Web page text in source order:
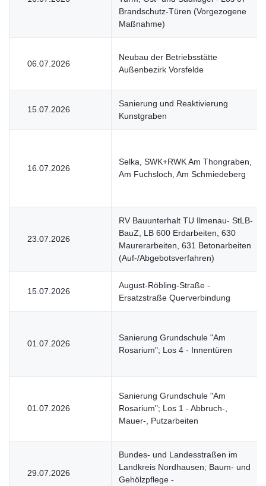
Brandschutz-Türen (Vorgezogene
Maßnahme)
06.07.2026
Neubau der Betriebsstätte
Außenbezirk Vorsfelde
15.07.2026
Sanierung und Reaktivierung
Kunstgraben
16.07.2026
Selka, SWK+RWK Am Thongraben,
Am Fuchsloch, Am Schmiedeberg
23.07.2026
RV Bauunterhalt TU Ilmenau- StLB-
BauZ, LB 600 Erdarbeiten, 630
Maurerarbeiten, 631 Betonarbeiten
(Auf-/Abgebotsverfahren)
15.07.2026
August-Röbling-Straße -
Ersatzstraße Querverbindung
01.07.2026
Sanierung Grundschule "Am
Rosarium"; Los 4 - Innentüren
01.07.2026
Sanierung Grundschule "Am
Rosarium"; Los 1 - Abbruch-,
Mauer-, Putzarbeiten
29.07.2026
Bundes- und Landesstraßen im
Landkreis Nordhausen; Baum- und
Gehölzpflege -